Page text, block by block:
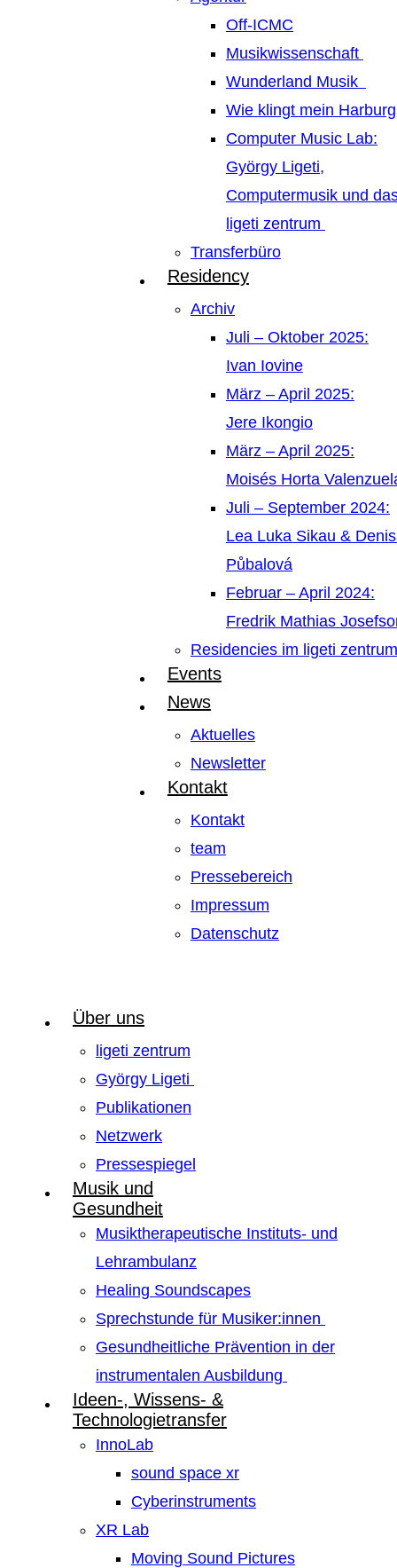
Off-ICMC
Musikwissenschaft
Wunderland Musik
Wie klingt mein Harburg
Computer Music Lab:
György Ligeti,
Computermusik und
ligeti zentrum
Transferbüro
Residency
Archiv
Juli – Oktober 2025:
Ivan Iovine
März – April 2025:
Jere Ikongio
März – April 2025:
Moisés Horta
Juli – September 2024:
Lea Luka Sikau &
Půbalová
Februar – April 2024:
Fredrik Mathias
Residencies im ligeti zentrum
Events
News
Aktuelles
Newsletter
Kontakt
Kontakt
team
Pressebereich
Impressum
Datenschutz
Über uns
ligeti zentrum
György Ligeti
Publikationen
Netzwerk
Pressespiegel
Musik und
Gesundheit
Musiktherapeutische Instituts- und
Lehrambulanz
Healing Soundscapes
Sprechstunde für Musiker:innen
Gesundheitliche Prävention in der
instrumentalen Ausbildung
Ideen-, Wissens- &
Technologietransfer
InnoLab
sound space xr
Cyberinstruments
XR Lab
Moving Sound Pictures